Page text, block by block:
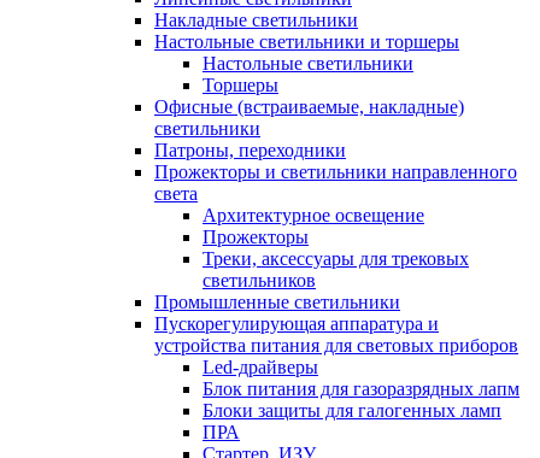
Накладные светильники
Настольные светильники и торшеры
Настольные светильники
Торшеры
Офисные (встраиваемые, накладные)
светильники
Патроны, переходники
Прожекторы и светильники направленного
света
Архитектурное освещение
Прожекторы
Треки, аксессуары для трековых
светильников
Промышленные светильники
Пускорегулирующая аппаратура и
устройства питания для световых приборов
Led-драйверы
Блок питания для газоразрядных лапм
Блоки защиты для галогенных ламп
ПРА
Стартер, ИЗУ